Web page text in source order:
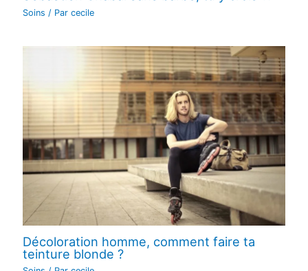
Soins / Par cecile
Décoloration homme, comment faire ta
teinture blonde ?